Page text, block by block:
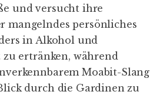
und versucht ihre
mangelndes persönliches
in Alkohol und
ertränken, während
Moabit-Slang
durch die Gardinen zu